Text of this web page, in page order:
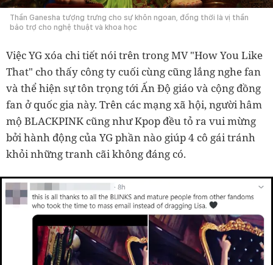
Thần Ganesha tượng trưng cho sự khôn ngoan, đồng thời là vị thần
bảo trợ cho nghệ thuật và khoa học
Việc YG xóa chi tiết nói trên trong MV "How You Like
That" cho thấy công ty cuối cùng cũng lắng nghe fan
và thể hiện sự tôn trọng tới Ấn Độ giáo và cộng đồng
fan ở quốc gia này. Trên các mạng xã hội, người hâm
mộ BLACKPINK cũng như Kpop đều tỏ ra vui mừng
bởi hành động của YG phần nào giúp 4 cô gái tránh
khỏi những tranh cãi không đáng có.